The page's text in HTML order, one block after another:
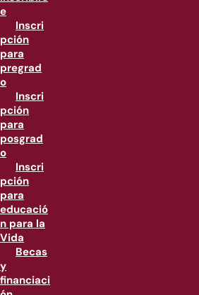
e
Inscri
pción
para
pregrad
o
Inscri
pción
para
posgrad
o
Inscri
pción
para
educació
n para la
Vida
Becas
y
financiaci